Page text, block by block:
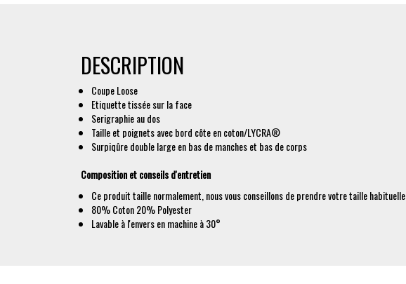
DESCRIPTION
Coupe Loose
Etiquette tissée sur la face
Serigraphie au dos
Taille et poignets avec bord côte en coton/LYCRA®
Surpiqûre double large en bas de manches et bas de corps
Composition et conseils d'entretien
Ce produit taille normalement, nous vous conseillons de prendre votre taille habituelle
80% Coton 20% Polyester
Lavable à l'envers en machine à 30°